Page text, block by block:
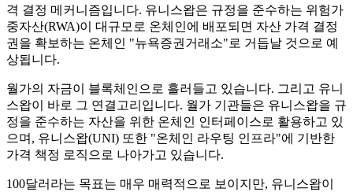
격 결정 메커니즘입니다. 유니스왑은 규정을 준수하는 위험가
중자산(RWA)이 대규모로 온체인에 배포되면 자산 가격 결정
권을 확보하는 온체인 "뉴욕증권거래소"로 거듭날 것으로 예
상됩니다.
월가의 자금이 블록체인으로 흘러들고 있습니다. 그리고 유니
스왑이 바로 그 연결고리입니다. 월가 기관들은 유니스왑을 규
정을 준수하는 자산을 위한 온체인 인터페이스로 활용하고 있
으며, 유니스왑(UNI) 또한 "온체인 라우팅 인프라"에 기반한
가격 책정 로직으로 나아가고 있습니다.
100달러라는 목표는 매우 매력적으로 보이지만, 유니스왑이